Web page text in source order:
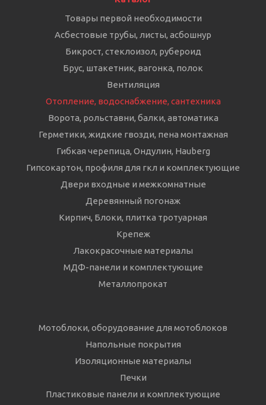
Товары первой необходимости
Асбестовые трубы, листы, асбошнур
Бикрост, стеклоизол, рубероид
Брус, штакетник, вагонка, полок
Вентиляция
Отопление, водоснабжение, сантехника
Ворота, рольставни, балки, автоматика
Герметики, жидкие гвозди, пена монтажная
Гибкая черепица, Ондулин, Hauberg
Гипсокартон, профиля для гкл и комплектующие
Двери входные и межкомнатные
Деревянный погонаж
Кирпич, Блоки, плитка тротуарная
Крепеж
Лакокрасочные материалы
МДФ-панели и комплектующие
Металлопрокат
Мотоблоки, оборудование для мотоблоков
Напольные покрытия
Изоляционные материалы
Печки
Пластиковые панели и комплектующие